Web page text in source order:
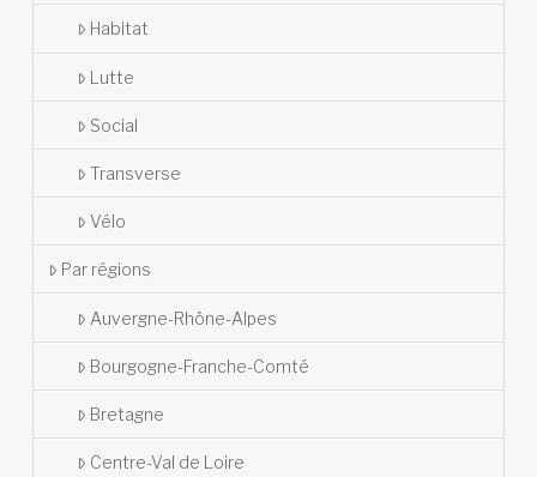
Habitat
Lutte
Social
Transverse
Vélo
Par régions
Auvergne-Rhône-Alpes
Bourgogne-Franche-Comté
Bretagne
Centre-Val de Loire